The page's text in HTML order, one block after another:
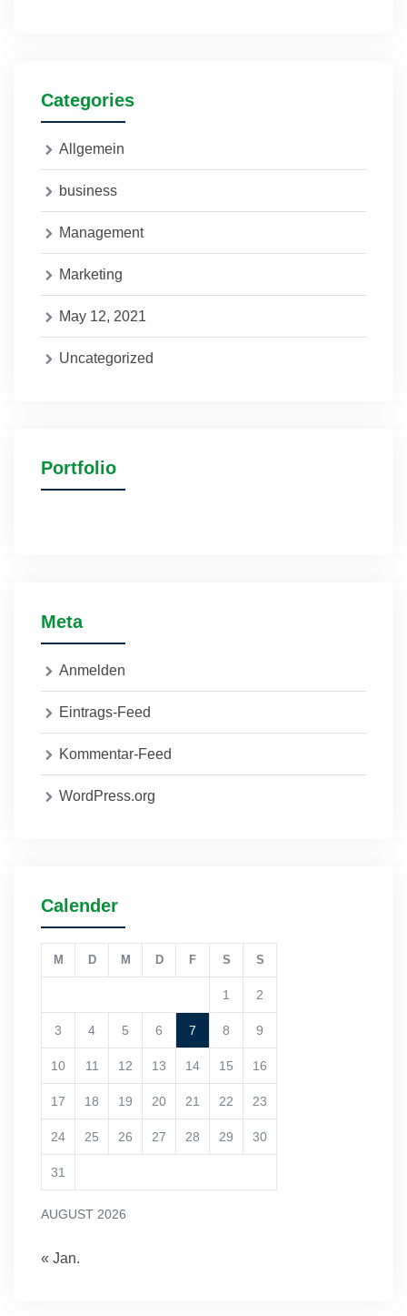
Categories
Allgemein
business
Management
Marketing
May 12, 2021
Uncategorized
Portfolio
Meta
Anmelden
Eintrags-Feed
Kommentar-Feed
WordPress.org
Calender
AUGUST 2026
M D M D F S S
1 2
3 4 5 6 7 8 9
10 11 12 13 14 15 16
17 18 19 20 21 22 23
24 25 26 27 28 29 30
31
« Jan.